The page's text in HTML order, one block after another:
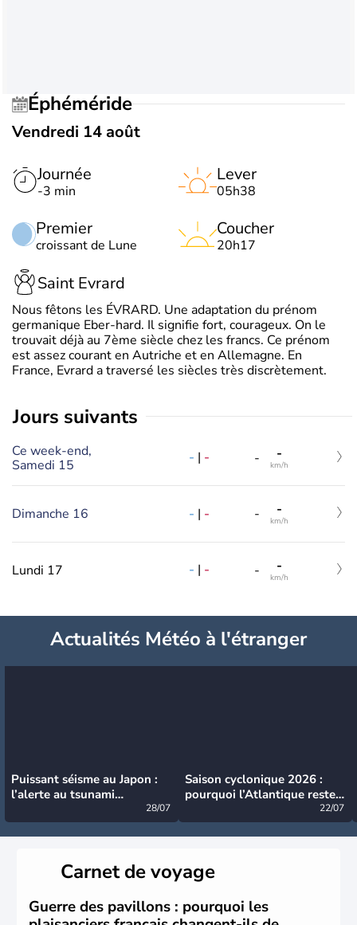
Éphéméride
Vendredi 14 août
Journée
-3 min
Premier
croissant de Lune
Lever
05h38
Coucher
20h17
Saint Evrard
Nous fêtons les ÉVRARD. Une adaptation du prénom
germanique Eber-hard. Il signifie fort, courageux. On le
trouvait déjà au 7ème siècle chez les francs. Ce prénom
est assez courant en Autriche et en Allemagne. En
France, Evrard a traversé les siècles très discrètement.
jours suivants
Ce week-end,
Samedi 15
- | - - -
km/h
Dimanche 16 - | - - -
km/h
Lundi 17 - | - - -
km/h
Actualités Météo à l'étranger
Puissant séisme au Japon :
l’alerte au tsunami
28/07
Saison cyclonique 2026 :
pourquoi l’Atlantique reste
22/07
Carnet de voyage
Guerre des pavillons : pourquoi les